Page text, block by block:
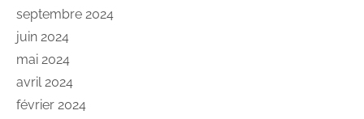
septembre 2024
juin 2024
mai 2024
avril 2024
février 2024